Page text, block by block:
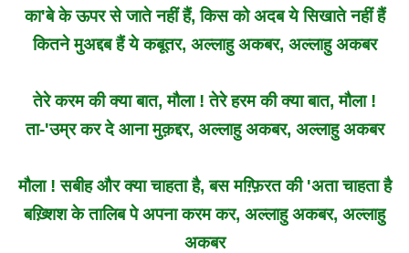
का'बे के ऊपर से जाते नहीं हैं, किस को अदब ये सिखाते नहीं हैं
कितने मुअद्दब हैं ये कबूतर, अल्लाहु अकबर, अल्लाहु अकबर
तेरे करम की क्या बात, मौला ! तेरे हरम की क्या बात, मौला !
ता-'उम्र कर दे आना मुक़द्दर, अल्लाहु अकबर, अल्लाहु अकबर
मौला !सबीहऔर क्या चाहता है, बस मग़्फ़िरत की 'अता चाहता है
बख़्शिश के तालिब पे अपना करम कर, अल्लाहु अकबर, अल्लाहु
अकबर